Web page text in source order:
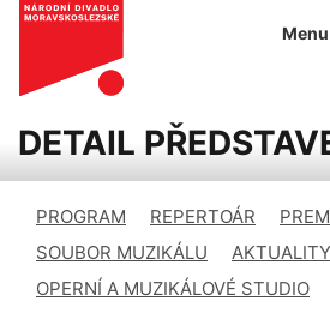
Menu
DETAIL
PROGRAM REPERTOÁR
SOUBOR MUZIKÁLU
AKTUALITY
OPERNÍ A MUZIKÁLOVÉ STUDIO